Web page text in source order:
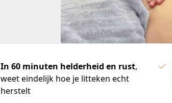
In 60 minuten helderheid en rust,
weet eindelijk hoe je litteken echt
herstelt